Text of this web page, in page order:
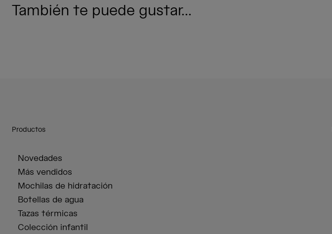
También te puede gustar...
Productos
Novedades
Más vendidos
Mochilas de hidratación
Botellas de agua
Tazas térmicas
Colección infantil